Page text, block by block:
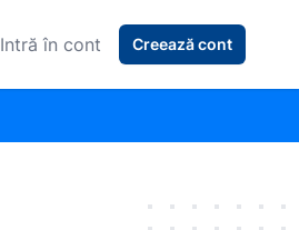
Intră în cont Creează cont